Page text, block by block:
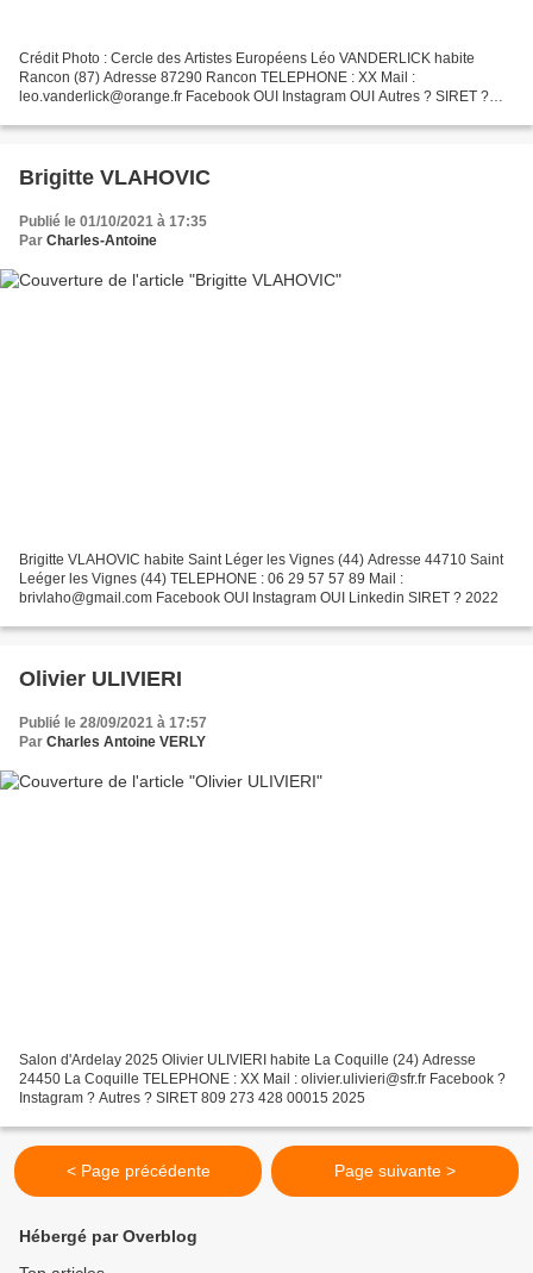
Crédit Photo : Cercle des Artistes Européens Léo VANDERLICK habite
Rancon (87) Adresse 87290 Rancon TELEPHONE : XX Mail :
leo.vanderlick@orange.fr Facebook OUI Instagram OUI Autres ? SIRET ?
Brigitte VLAHOVIC
Publié le 01/10/2021 à 17:35
Par Charles-Antoine
Brigitte VLAHOVIC habite Saint Léger les Vignes (44) Adresse 44710 Saint
Leéger les Vignes (44) TELEPHONE : 06 29 57 57 89 Mail :
brivlaho@gmail.com Facebook OUI Instagram OUI Linkedin SIRET ? 2022
Olivier ULIVIERI
Publié le 28/09/2021 à 17:57
Par Charles Antoine VERLY
Salon d'Ardelay 2025 Olivier ULIVIERI habite La Coquille (24) Adresse
24450 La Coquille TELEPHONE : XX Mail : olivier.ulivieri@sfr.fr Facebook ?
Instagram ? Autres ? SIRET 809 273 428 00015 2025
< Page précédente Page suivante >
Hébergé par Overblog